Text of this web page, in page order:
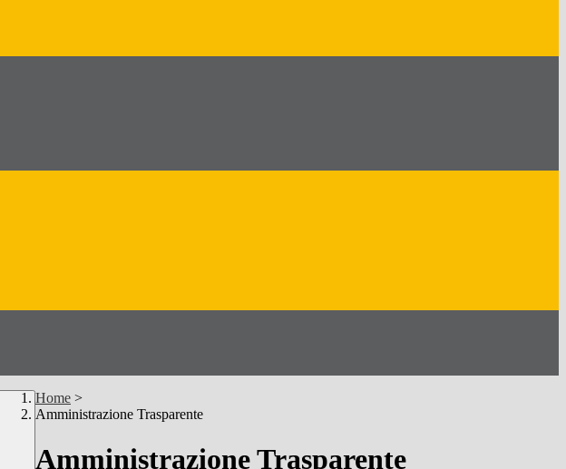
Home >
Amministrazione Trasparente
Amministrazione Trasparente